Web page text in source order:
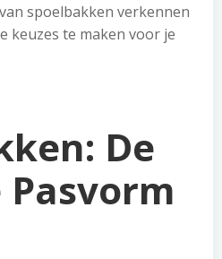
spoelbakken verkennen
keuzes te maken voor je
De